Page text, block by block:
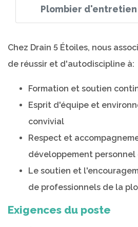
Plombier d'entretien
Chez Drain 5 Étoiles, nous
de réussir et d'autodiscipline à:
Formation et soutien
Esprit d'équipe et
convivial
Respect et
développement
Le soutien et
de professionnels de la
Exigences du poste